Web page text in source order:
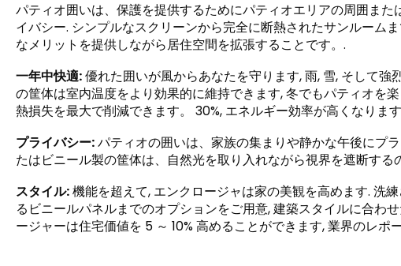
パティオ囲いは、保護を提供するためにパティオエリアの周囲また
イバシー. シンプルなスクリーンから完全に断熱されたサンルーム
なメリットを提供しながら居住空間を拡張することです。.
一年中快適:優れた囲いが風からあなたを守ります, 雨, 雪, そして強
の筐体は室内温度をより効果的に維持できます, 冬でもパティオを
熱損失を最大で削減できます。 30%, エネルギー効率が高くなりま
プライバシー:パティオの囲いは、家族の集まりや静かな午後にプ
たはビニール製の筐体は、自然光を取り入れながら視界を遮断する
スタイル:機能を超えて, エンクロージャは家の美観を高めます. 洗
るビニールパネルまでのオプションをご用意, 建築スタイルに合わ
ージャーは住宅価値を 5 ～ 10% 高めることができます, 業界のレポ